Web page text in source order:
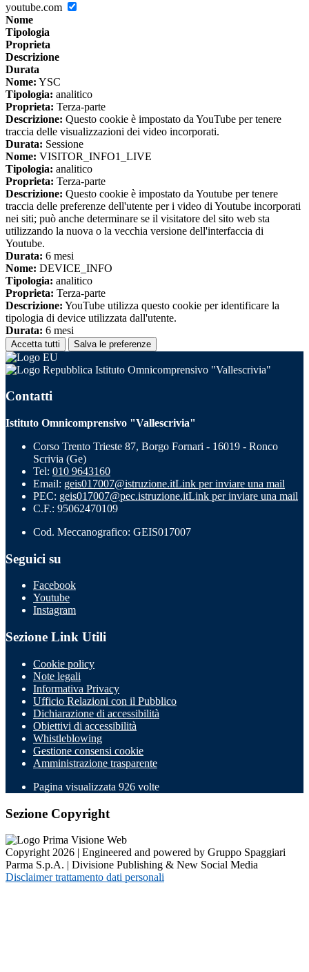
youtube.com
Nome
Tipologia
Proprieta
Descrizione
Durata
Nome: YSC
Tipologia: analitico
Proprieta: Terza-parte
Descrizione: Questo cookie è impostato da YouTube per tenere
traccia delle visualizzazioni dei video incorporati.
Durata: Sessione
Nome: VISITOR_INFO1_LIVE
Tipologia: analitico
Proprieta: Terza-parte
Descrizione: Questo cookie è impostato da Youtube per tenere
traccia delle preferenze dell'utente per i video di Youtube incorporati
nei siti; può anche determinare se il visitatore del sito web sta
utilizzando la nuova o la vecchia versione dell'interfaccia di
Youtube.
Durata: 6 mesi
Nome: DEVICE_INFO
Tipologia: analitico
Proprieta: Terza-parte
Descrizione: YouTube utilizza questo cookie per identificare la
tipologia di device utilizzata dall'utente.
Durata: 6 mesi
Accetta tutti Salva le preferenze
Istituto Omnicomprensivo "Vallescrivia"
Contatti
Istituto Omnicomprensivo "Vallescrivia"
Corso Trento Trieste 87, Borgo Fornari - 16019 - Ronco
Scrivia (Ge)
Tel: 010 9643160
Email: geis017007@istruzione.itLink per inviare una mail
PEC: geis017007@pec.istruzione.itLink per inviare una mail
C.F.: 95062470109
Cod. Meccanografico: GEIS017007
Seguici su
Facebook
Youtube
Instagram
Sezione Link Utili
Cookie policy
Note legali
Informativa Privacy
Ufficio Relazioni con il Pubblico
Dichiarazione di accessibilità
Obiettivi di accessibilità
Whistleblowing
Gestione consensi cookie
Amministrazione trasparente
Pagina visualizzata 926 volte
Sezione Copyright
Copyright 2026 | Engineered and powered by Gruppo Spaggiari
Parma S.p.A. | Divisione Publishing & New Social Media
Disclaimer trattamento dati personali